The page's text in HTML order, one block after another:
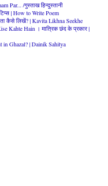
Par... /गुस्ताख हिन्दुस्तानी
| How to Write Poem
कैसे लिखें? | Kavita Likhna Seekhe
Kahte Hain । मात्रिक छंद के प्रकार |
in Ghazal? | Dainik Sahitya